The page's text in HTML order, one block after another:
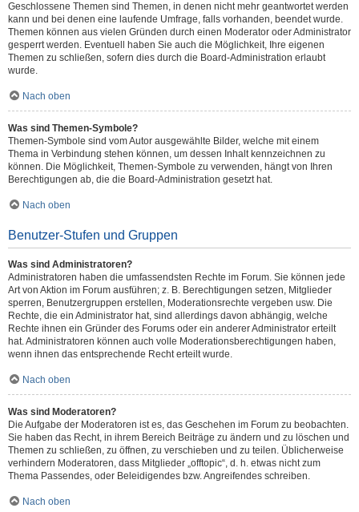
Geschlossene Themen sind Themen, in denen nicht mehr geantwortet werden
kann und bei denen eine laufende Umfrage, falls vorhanden, beendet wurde.
Themen können aus vielen Gründen durch einen Moderator oder Administrator
gesperrt werden. Eventuell haben Sie auch die Möglichkeit, Ihre eigenen
Themen zu schließen, sofern dies durch die Board-Administration erlaubt
wurde.
Nach oben
Was sind Themen-Symbole?
Themen-Symbole sind vom Autor ausgewählte Bilder, welche mit einem
Thema in Verbindung stehen können, um dessen Inhalt kennzeichnen zu
können. Die Möglichkeit, Themen-Symbole zu verwenden, hängt von Ihren
Berechtigungen ab, die die Board-Administration gesetzt hat.
Nach oben
Benutzer-Stufen und Gruppen
Was sind Administratoren?
Administratoren haben die umfassendsten Rechte im Forum. Sie können jede
Art von Aktion im Forum ausführen; z. B. Berechtigungen setzen, Mitglieder
sperren, Benutzergruppen erstellen, Moderationsrechte vergeben usw. Die
Rechte, die ein Administrator hat, sind allerdings davon abhängig, welche
Rechte ihnen ein Gründer des Forums oder ein anderer Administrator erteilt
hat. Administratoren können auch volle Moderationsberechtigungen haben,
wenn ihnen das entsprechende Recht erteilt wurde.
Nach oben
Was sind Moderatoren?
Die Aufgabe der Moderatoren ist es, das Geschehen im Forum zu beobachten.
Sie haben das Recht, in ihrem Bereich Beiträge zu ändern und zu löschen und
Themen zu schließen, zu öffnen, zu verschieben und zu teilen. Üblicherweise
verhindern Moderatoren, dass Mitglieder „offtopic“, d. h. etwas nicht zum
Thema Passendes, oder Beleidigendes bzw. Angreifendes schreiben.
Nach oben